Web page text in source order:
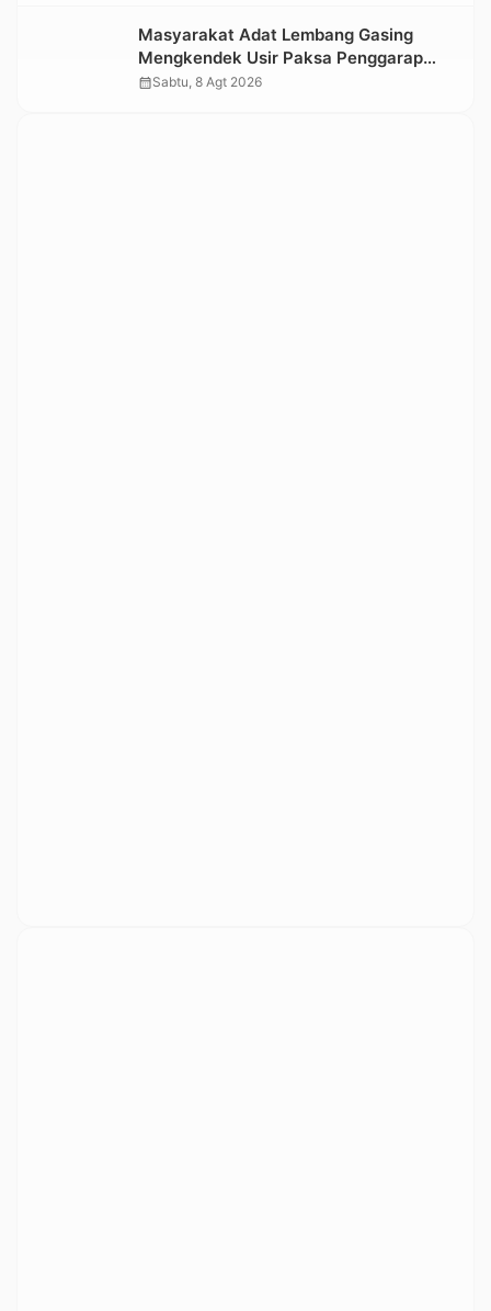
Masyarakat Adat Lembang Gasing
Mengkendek Usir Paksa Penggarap
yang Rusak Kawasan Hutan
calendar_monthSabtu, 8 Agt 2026